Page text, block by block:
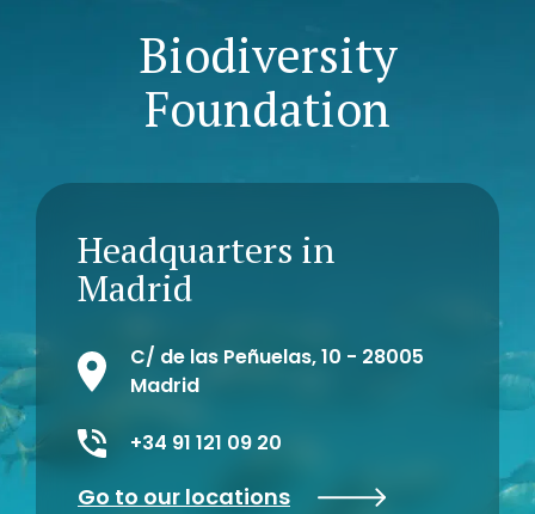
Biodiversity
Foundation
Headquarters in
Madrid
C/ de las Peñuelas, 10 - 28005
Madrid
+34 91 121 09 20
Go to our locations